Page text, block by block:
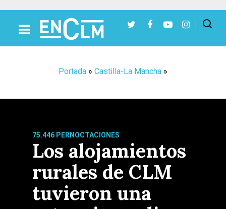
Portada » Castilla-La Mancha »
75.446 PERNOCTACIONES
Los alojamientos
rurales de CLM
tuvieron una